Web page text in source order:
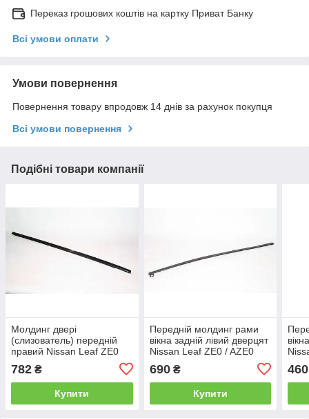
Переказ грошових коштів на картку Приват Банку
Всі умови оплати
Умови повернення
Повернення товару впродовж 14 днів за рахунок покупця
Всі умови повернення
Подібні товари компанії
Молдинг двері
(слизователь) передній
правий Nissan Leaf ZE0
782 ₴
Купити
Передній молдинг рами
вікна задній лівий дверцят
Nissan Leaf ZE0 / AZE0
690₴
Купити
460